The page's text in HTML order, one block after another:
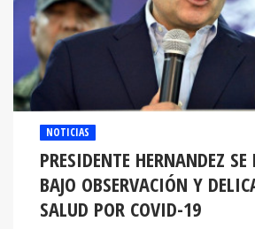
NOTICIAS
PRESIDENTE HERNANDEZ SE
BAJO OBSERVACIÓN Y
SALUD POR COVID-19